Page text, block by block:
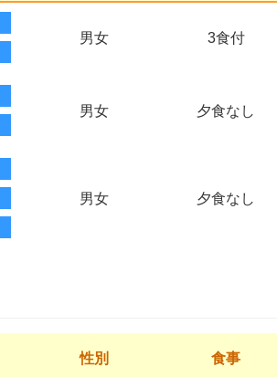
男女 3食付
男女 夕食なし
男女 夕食なし
性別 食事